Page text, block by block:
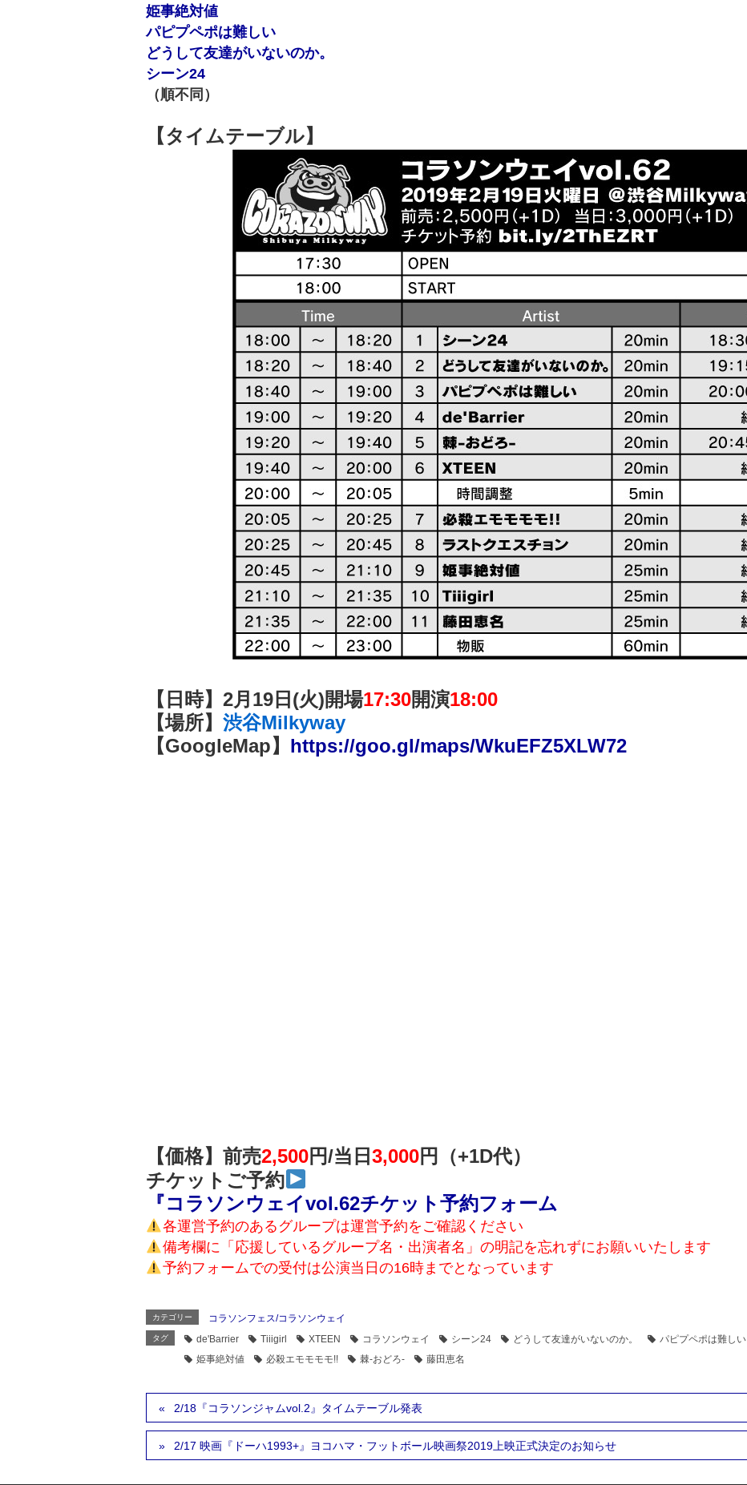
姫事絶対値
パピプペポは難しい
どうして友達がいないのか。
シーン24
（順不同）
【タイムテーブル】
【日時】2月19日(火)開場17:30開演18:00
【場所】 渋谷Milkyway
【GoogleMap】 https://goo.gl/maps/WkuEFZ5XLW72
【価格】前売2,500円/当日 3,000円（+1D代）
チケットご予約
『コラソンウェイvol.62チケット予約フォーム
各運営予約のあるグループは運営予約をご確認ください
備考欄に「応援しているグループ名・出演者名」の明記を忘れずにお願いいたします
予約フォームでの受付は公演当日の16時までとなっています
カテゴリー コラソンフェス/コラソンウェイ
タグ de'Barrier Tiiigirl XTEEN コラソンウェイ シーン24 どうして友達がいないのか。 パピプペポは難しい
姫事絶対値
必殺エモモモモ!! 棘-おどろ- 藤田恵名
2/18『コラソンジャムvol.2』タイムテーブル発表
2/17 映画『ドーハ1993+』ヨコハマ・フットボール映画祭2019上映正式決定のお知らせ